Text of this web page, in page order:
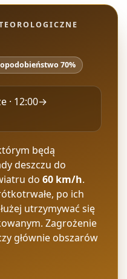
70%
· 12:00→
będą
deszczu do
do 60 km/h.
po ich
utrzymywać się
Zagrożenie
głównie obszarów